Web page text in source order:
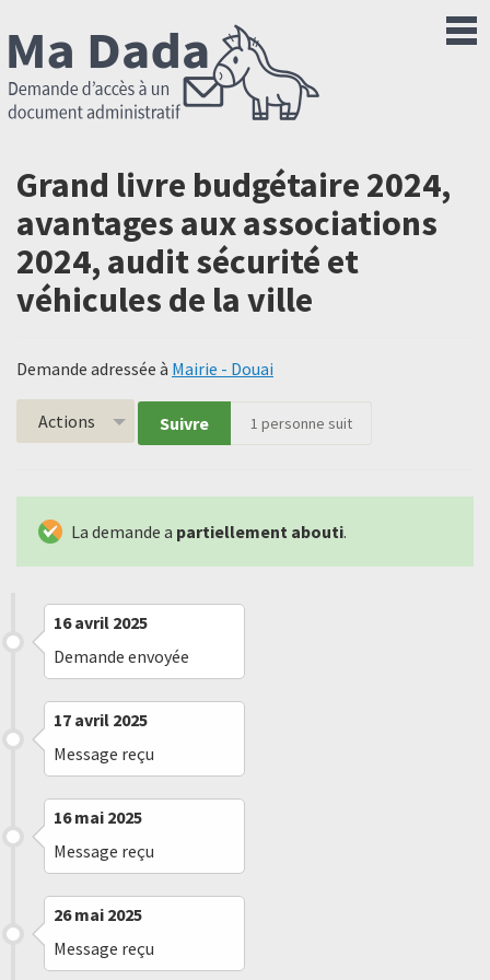
Grand livre budgétaire 2024,
avantages aux associations
2024, audit sécurité et
véhicules de la ville
Demande adressée à Mairie - Douai
Actions Suivre 1 personne suit
La demande a partiellement abouti.
16 avril 2025
Demande envoyée
17 avril 2025
Message reçu
16 mai 2025
Message reçu
26 mai 2025
Message reçu